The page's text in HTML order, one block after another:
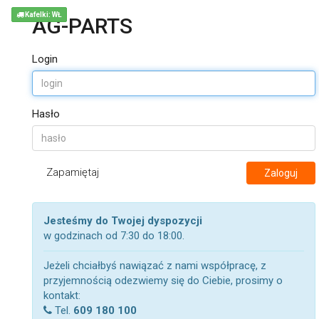
AG-PARTS
Login
Hasło
Zapamiętaj Zaloguj
Jesteśmy do Twojej dyspozycji
w godzinach od 7:30 do 18:00.
Jeżeli chciałbyś nawiązać z nami współpracę, z
przyjemnością odezwiemy się do Ciebie, prosimy o
kontakt:
Tel. 609 180 100
Kafelki: WŁ